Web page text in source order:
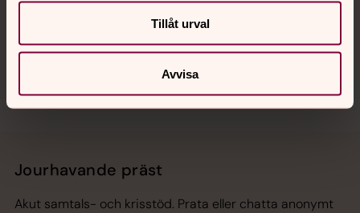
Tillåt urval
Avvisa
Sociala kanaler
Jourhavande präst
Akut samtals- och krisstöd. Prata eller chatta anonymt